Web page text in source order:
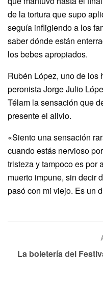
de la tortura que supo
seguía infligiendo a los
saber dónde están
los bebes apropiados.
Rubén López, uno de
peronista Jorge Julio
Télam la sensación que
presente el alivio.
«Siento una sensación
cuando estás nervioso
tristeza y tampoco es por
muerto impune, sin decir
pasó con mi viejo. Es un
La boletería del